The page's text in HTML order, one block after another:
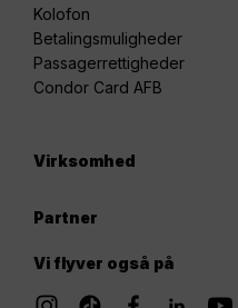
Kolofon
Betalingsmuligheder
Passagerrettigheder
Condor Card AFB
Virksomhed
Partner
Vi flyver også på